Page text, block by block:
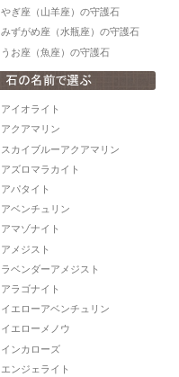
やぎ座（山羊座）の守護石
みずがめ座（水瓶座）の守護石
うお座（魚座）の守護石
アイオライト
アクアマリン
スカイブルーアクアマリン
アズロマラカイト
アパタイト
アベンチュリン
アマゾナイト
アメジスト
ラベンダーアメジスト
アラゴナイト
イエローアベンチュリン
イエローメノウ
インカローズ
エンジェライト